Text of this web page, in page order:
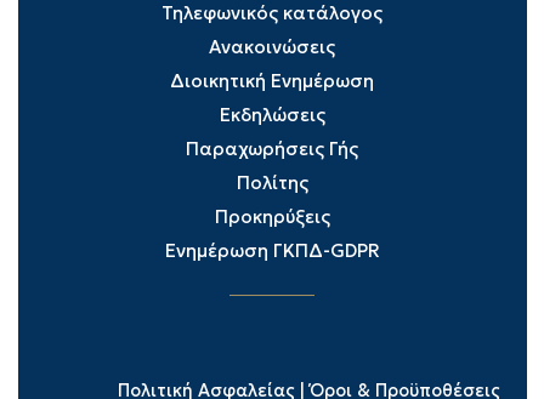
Τηλεφωνικός κατάλογος
Ανακοινώσεις
Διοικητική Ενημέρωση
Εκδηλώσεις
Παραχωρήσεις Γής
Πολίτης
Προκηρύξεις
Ενημέρωση ΓΚΠΔ-GDPR
Πολιτική Ασφαλείας|Όροι & Προϋποθέσεις